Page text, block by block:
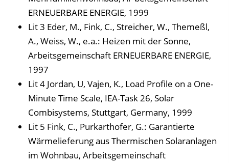
ERNEUERBARE ENERGIE, 1999
Lit 3 Eder, M., Fink, C., Streicher, W., Themeßl,
A., Weiss, W., e.a.: Heizen mit der Sonne,
Arbeitsgemeinschaft ERNEUERBARE ENERGIE,
1997
Lit 4 Jordan, U, Vajen, K., Load Profile on a One-
Minute Time Scale, IEA-Task 26, Solar
Combisystems, Stuttgart, Germany, 1999
Lit 5 Fink, C., Purkarthofer, G.: Garantierte
Wärmelieferung aus Thermischen Solaranlagen
im Wohnbau, Arbeitsgemeinschaft